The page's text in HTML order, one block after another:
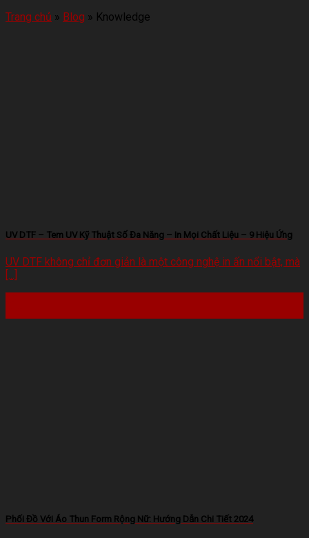
Trang chủ » Blog » Knowledge
UV DTF – Tem UV Kỹ Thuật Số Đa Năng – In Mọi Chất Liệu – 9 Hiệu Ứng
UV DTF không chỉ đơn giản là một công nghệ in ấn nổi bật, mà
[...]
Phối Đồ Với Áo Thun Form Rộng Nữ: Hướng Dẫn Chi Tiết 2024